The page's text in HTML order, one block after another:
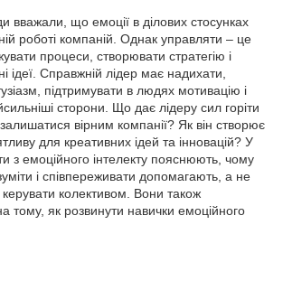
вважали, що емоції в ділових стосунках
роботі компаній. Однак управляти – це
процеси, створювати стратегію і
ідеї. Справжній лідер має надихати,
підтримувати в людях мотивацію і
сторони. Що дає лідеру сил горіти
вірним компанії? Як він створює
для креативних ідей та інновацій? У
з емоційного інтелекту пояснюють, чому
і співпереживати допомагають, а не
колективом. Вони також
тому, як розвинути навички емоційного